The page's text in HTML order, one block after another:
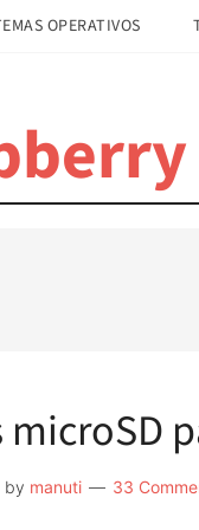
OPERATIVOS
by manuti 33